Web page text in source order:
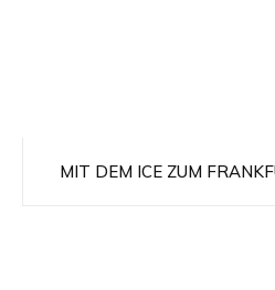
MIT DEM ICE ZUM